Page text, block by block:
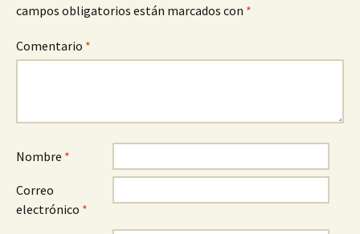
campos obligatorios están marcados con *
Comentario *
Nombre *
Correo
electrónico *